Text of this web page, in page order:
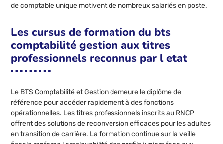
de comptable unique motivent de nombreux salariés en poste.
Les cursus de formation du bts
comptabilité gestion aux titres
professionnels reconnus par l etat
Le BTS Comptabilité et Gestion demeure le diplôme de
référence pour accéder rapidement à des fonctions
opérationnelles. Les titres professionnels inscrits au RNCP
offrent des solutions de reconversion efficaces pour les adultes
en transition de carrière. La formation continue sur la veille